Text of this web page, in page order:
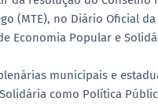
(MTE), no Diário Oficial
Economia Popular e
municipais e
como Política